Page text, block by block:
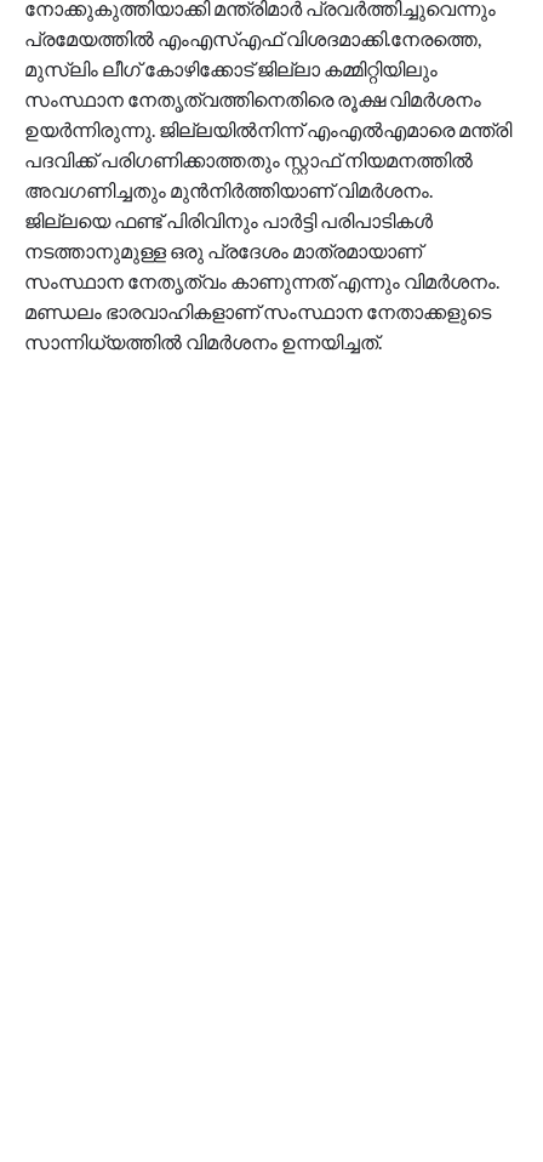
നോക്കുകുത്തിയാക്കി മന്ത്രിമാർ പ്രവർത്തിച്ചുവെന്നും
പ്രമേയത്തിൽ എംഎസ്എഫ് വിശദമാക്കി.നേരത്തെ,
മുസ്ലിം ലീഗ് കോഴിക്കോട് ജില്ലാ കമ്മിറ്റിയിലും
സംസ്ഥാന നേതൃത്വത്തിനെതിരെ രൂക്ഷ വിമർശനം
ഉയർന്നിരുന്നു. ജില്ലയിൽനിന്ന് എംഎൽഎമാരെ മന്ത്രി
പദവിക്ക് പരിഗണിക്കാത്തതും സ്റ്റാഫ് നിയമനത്തിൽ
അവഗണിച്ചതും മുൻനിർത്തിയാണ് വിമർശനം.
ജില്ലയെ ഫണ്ട് പിരിവിനും പാർട്ടി പരിപാടികൾ
നടത്താനുമുള്ള ഒരു പ്രദേശം മാത്രമായാണ്
സംസ്ഥാന നേതൃത്വം കാണുന്നത് എന്നും വിമർശനം.
മണ്ഡലം ഭാരവാഹികളാണ് സംസ്ഥാന നേതാക്കളുടെ
സാന്നിധ്യത്തിൽ വിമർശനം ഉന്നയിച്ചത്.